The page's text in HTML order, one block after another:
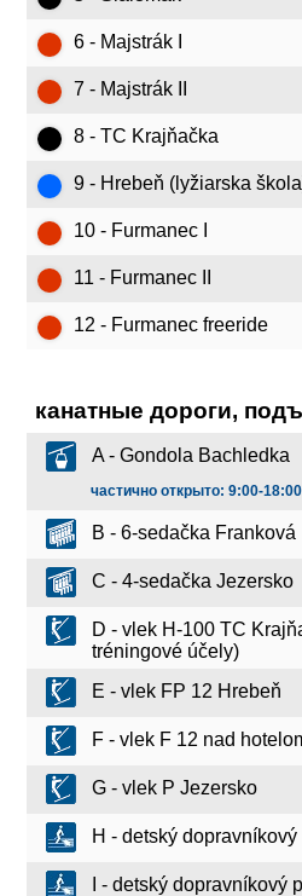
6 - Majstrák I
7 - Majstrák II
8 - TC Krajňačka
9 - Hrebeň (lyžiarska
10 - Furmanec I
11 - Furmanec II
12 - Furmanec freeride
канатные дороги,
A - Gondola Bachledka
частично открыто: 9:00-18:00
B - 6-sedačka Franková
C - 4-sedačka Jezersko
D - vlek H-100 TC
tréningové účely)
E - vlek FP 12 Hrebeň
F - vlek F 12 nad
G - vlek P Jezersko
H - detský dopravníkový
I - detský dopravníkový